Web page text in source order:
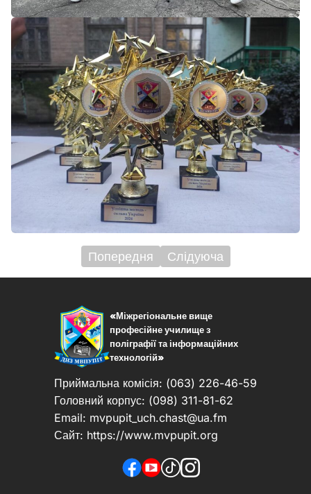
Навігація
записів
Попередня Слідуюча
«Міжрегіональне вище
професійне училище з
поліграфії та інформаційних
технологій»
Приймальна комісія: (063) 226-46-59
Головний корпус: (098) 311-81-62
Email: mvpupit_uch.chast@ua.fm
Сайт: https://www.mvpupit.org